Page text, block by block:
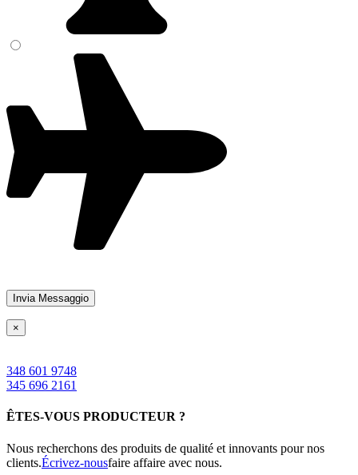
×
348 601 9748
345 696 2161
ÊTES-VOUS PRODUCTEUR ?
Nous recherchons des produits de qualité et innovants pour nos
clients.Écrivez-nousfaire affaire avec nous.